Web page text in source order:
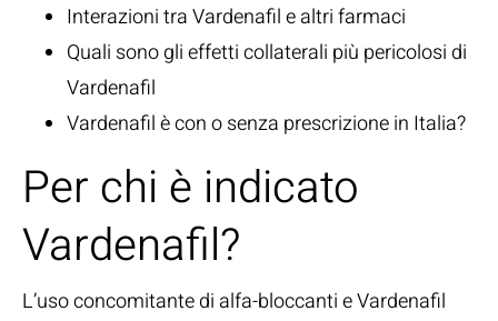
Interazioni tra Vardenafil e altri farmaci
Quali sono gli effetti collaterali più pericolosi di
Vardenafil
Vardenafil è con o senza prescrizione in Italia?
Per chi è indicato
Vardenafil?
L’uso concomitante di alfa-bloccanti e Vardenafil